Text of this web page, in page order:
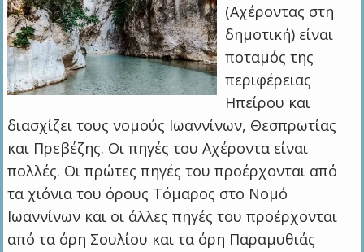
(Αχέροντας στη
δημοτική) είναι
ποταμός της
περιφέρειας
Ηπείρου και
διασχίζει τους νομούς Ιωαννίνων, Θεσπρωτίας
και Πρεβέζης. Οι πηγές του Αχέροντα είναι
πολλές. Οι πρώτες πηγές του προέρχονται από
τα χιόνια του όρους Τόμαρος στο Νομό
Ιωαννίνων και οι άλλες πηγές του προέρχονται
από τα όρη Σουλίου και τα όρη Παραμυθιάς